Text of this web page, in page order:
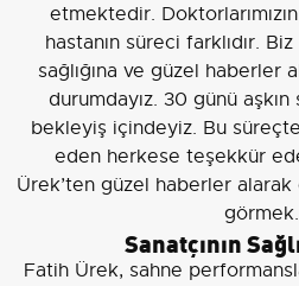
etmektedir.
hastanın süreci farklıdır.
sağlığına ve güzel haberler
durumdayız. 30 günü
bekleyiş içindeyiz. Bu
eden herkese teşekkür
Ürek’ten güzel haberler
Sanatçının
Fatih Ürek, sahne